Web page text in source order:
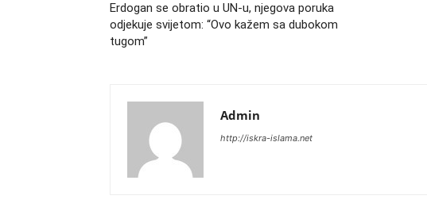
Erdogan se obratio u UN-u, njegova poruka
odjekuje svijetom: “Ovo kažem sa dubokom
tugom”
Admin
http://iskra-islama.net